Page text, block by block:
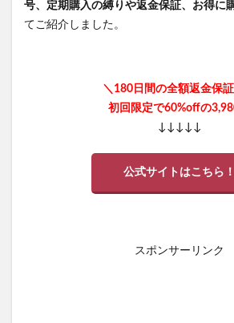
号、定期購入の縛りや返金保証、お得に
てご紹介しました。
＼180日間の全額返金保
初回限定で60%offの
↓↓↓↓↓
公式サイトはこちら！
スポンサーリンク